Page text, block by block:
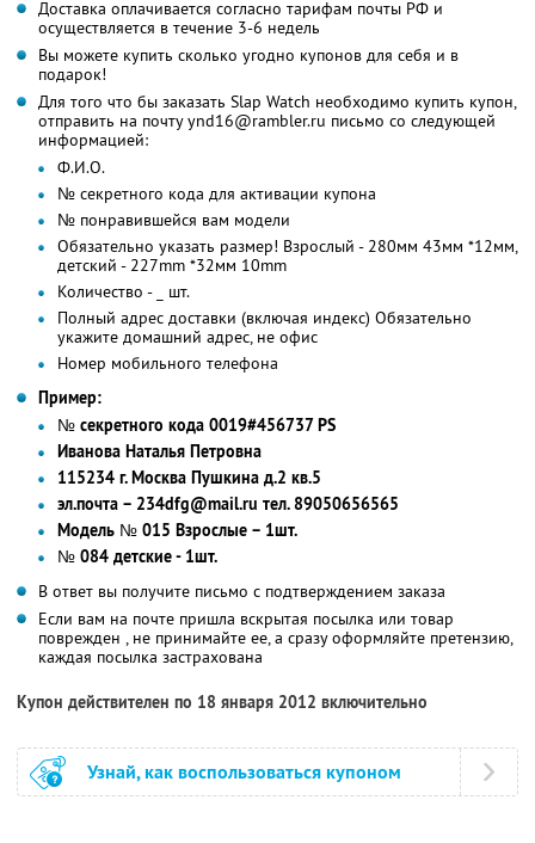
Доставка оплачивается согласно тарифам почты РФ и
осуществляется в течение 3-6 недель
Вы можете купить сколько угодно купонов для себя и в
подарок!
Для того что бы заказать Slap Watch необходимо купить купон,
отправить на почту ynd16@rambler.ru письмо со следующей
информацией:
Ф.И.О.
№ секретного кода для активации купона
№ понравившейся вам модели
Обязательно указать размер! Взрослый - 280мм 43мм *12мм,
детский - 227mm *32мм 10mm
Количество - _ шт.
Полный адрес доставки (включая индекс) Обязательно
укажите домашний адрес, не офис
Номер мобильного телефона
Пример:
№ секретного кода 0019#456737 PS
Иванова Наталья Петровна
115234 г. Москва Пушкина д.2 кв.5
эл.почта – 234dfg@mail.ru тел. 89050656565
Модель № 015 Взрослые – 1шт.
№ 084 детские - 1шт.
В ответ вы получите письмо с подтверждением заказа
Если вам на почте пришла вскрытая посылка или товар
поврежден , не принимайте ее, а сразу оформляйте претензию,
каждая посылка застрахована
Купон действителен по 18 января 2012 включительно
Узнай, как воспользоваться купоном